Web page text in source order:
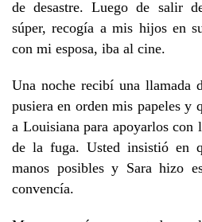
de desastre. Luego de salir
súper, recogía a mis hijos en
con mi esposa, iba al cine.
Una noche recibí una llamada
pusiera en orden mis papeles y
a Louisiana para apoyarlos con
de la fuga. Usted insistió en
manos posibles y Sara hizo
convencía.